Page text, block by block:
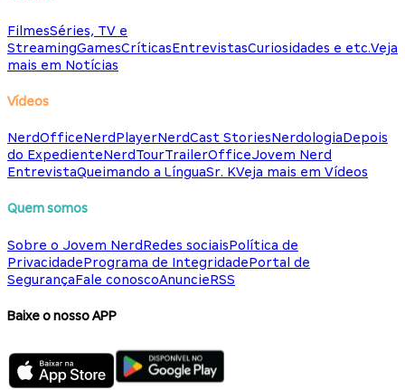
FilmesSéries, TV e
StreamingGamesCríticasEntrevistasCuriosidades e etc.Veja
mais em Notícias
Vídeos
NerdOfficeNerdPlayerNerdCast StoriesNerdologiaDepois
do ExpedienteNerdTourTrailerOfficeJovem Nerd
EntrevistaQueimando a LínguaSr. KVeja mais em Vídeos
Quem somos
Sobre o Jovem NerdRedes sociaisPolítica de
PrivacidadePrograma de IntegridadePortal de
SegurançaFale conoscoAnuncieRSS
Baixe o nosso APP